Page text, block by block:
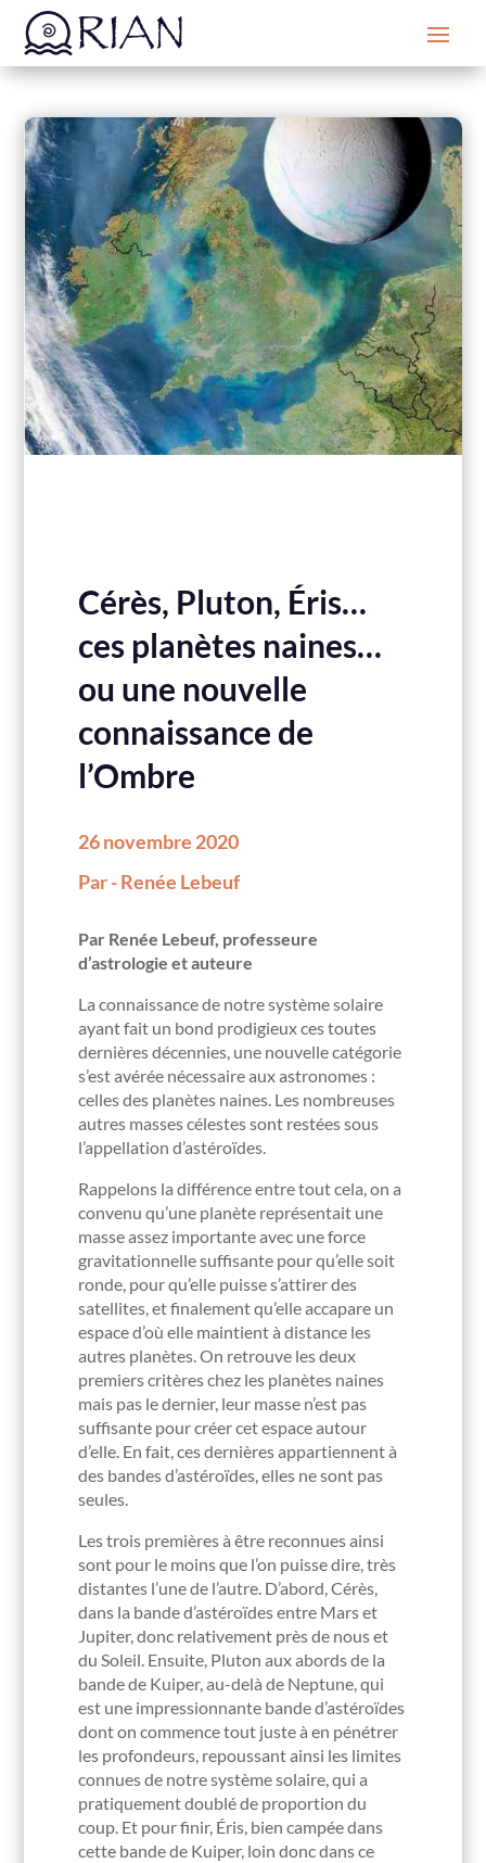
Cérès, Pluton, Éris…
ces planètes naines…
ou une nouvelle
connaissance de
l’Ombre
26 novembre 2020
Par - Renée Lebeuf
Par Renée Lebeuf, professeure
d’astrologie et auteure
La connaissance de notre système solaire
ayant fait un bond prodigieux ces toutes
dernières décennies, une nouvelle catégorie
s’est avérée nécessaire aux astronomes :
celles des planètes naines. Les nombreuses
autres masses célestes sont restées sous
l’appellation d’astéroïdes.
Rappelons la différence entre tout cela, on a
convenu qu’une planète représentait une
masse assez importante avec une force
gravitationnelle suffisante pour qu’elle soit
ronde, pour qu’elle puisse s’attirer des
satellites, et finalement qu’elle accapare un
espace d’où elle maintient à distance les
autres planètes. On retrouve les deux
premiers critères chez les planètes naines
mais pas le dernier, leur masse n’est pas
suffisante pour créer cet espace autour
d’elle. En fait, ces dernières appartiennent à
des bandes d’astéroïdes, elles ne sont pas
seules.
Les trois premières à être reconnues ainsi
sont pour le moins que l’on puisse dire, très
distantes l’une de l’autre. D’abord, Cérès,
dans la bande d’astéroïdes entre Mars et
Jupiter, donc relativement près de nous et
du Soleil. Ensuite, Pluton aux abords de la
bande de Kuiper, au-delà de Neptune, qui
est une impressionnante bande d’astéroïdes
dont on commence tout juste à en pénétrer
les profondeurs, repoussant ainsi les limites
connues de notre système solaire, qui a
pratiquement doublé de proportion du
coup. Et pour finir, Éris, bien campée dans
cette bande de Kuiper, loin donc dans ce